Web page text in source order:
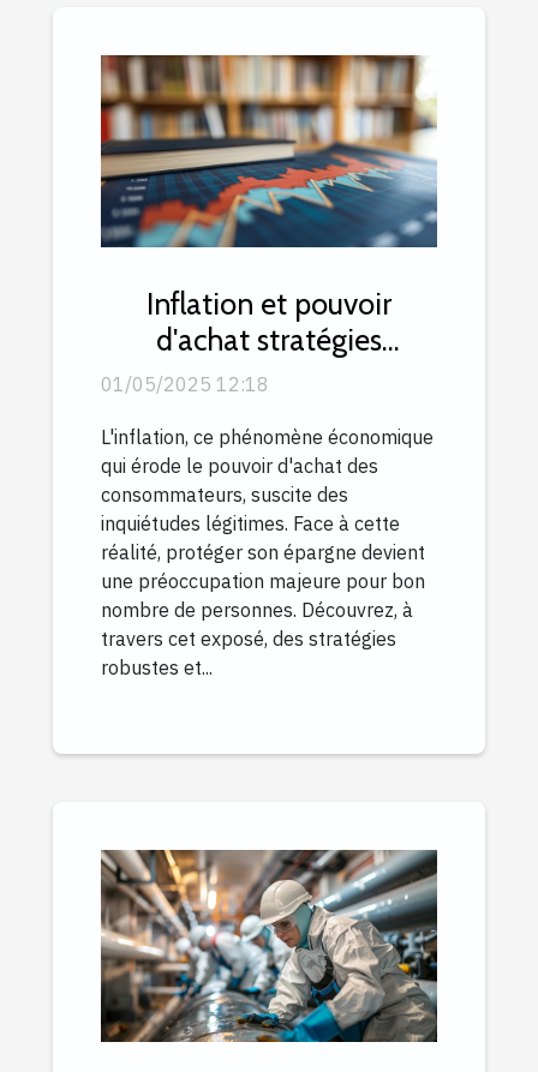
Inflation et pouvoir
d'achat stratégies
efficaces pour protéger
01/05/2025 12:18
L'inflation, ce phénomène économique
qui érode le pouvoir d'achat des
consommateurs, suscite des
inquiétudes légitimes. Face à cette
réalité, protéger son épargne devient
une préoccupation majeure pour bon
nombre de personnes. Découvrez, à
travers cet exposé, des stratégies
robustes et...